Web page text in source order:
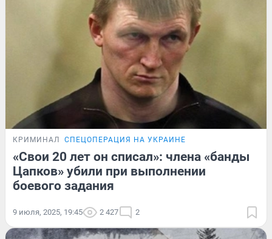
КРИМИНАЛ СПЕЦОПЕРАЦИЯ НА УКРАИНЕ
«Свои 20 лет он списал»: члена «банды
Цапков» убили при выполнении
боевого задания
9 июля, 2025, 19:45 2 427 2